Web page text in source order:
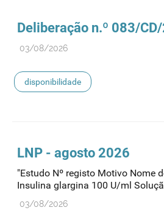
Deliberação n.º 083/
03/08/2026
disponibilidade
LNP - agosto 2026
"Estudo Nº registo Motivo Nome
Insulina glargina 100 U/ml
03/08/2026